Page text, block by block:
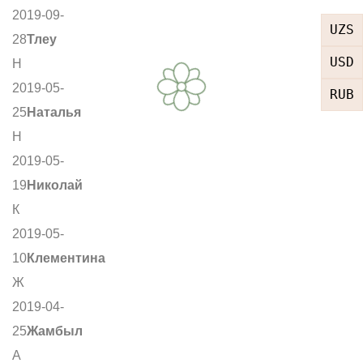
UZS
USD
RUB
2019-09-
28Тлеу
Н
2019-05-
25 Наталья
Н
2019-05-
19 Николай
К
2019-05-
10Клементина
Ж
2019-04-
25Жамбыл
А